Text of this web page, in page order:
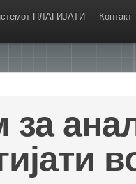
ПЛАГИЈАТИ Контакт
за